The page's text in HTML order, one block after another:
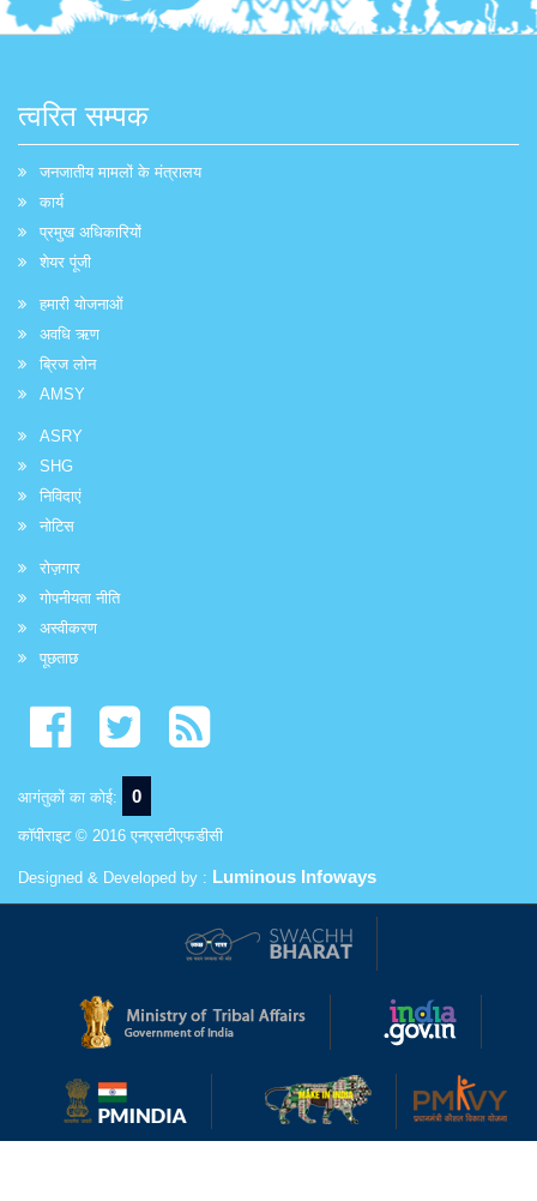
त्वरित सम्पक
जनजातीय मामलों के मंत्रालय
कार्य
प्रमुख अधिकारियों
शेयर पूंजी
हमारी योजनाओं
अवधि ऋण
ब्रिज लोन
AMSY
ASRY
SHG
निविदाएं
नोटिस
रोज़गार
गोपनीयता नीति
अस्वीकरण
पूछताछ
आगंतुकों का कोई: 0
कॉपीराइट © 2016 एनएसटीएफडीसी
Designed & Developed by : Luminous Infoways